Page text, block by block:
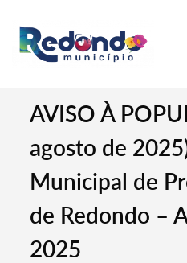
AVISO À
agosto de
Municipal de
de Redondo –
2025